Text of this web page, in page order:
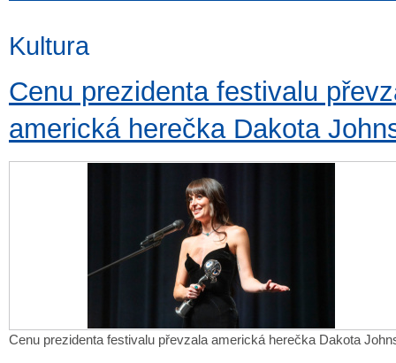
Kultura
Cenu prezidenta festivalu
americká herečka Dakota
Cenu prezidenta festivalu převzala americká herečka Dakota